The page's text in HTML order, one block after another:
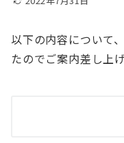
以下の内容について
たのでご案内差し上げ